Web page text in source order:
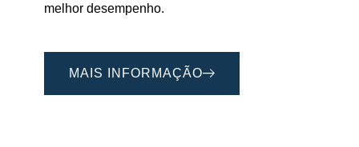
melhor desempenho.
MAIS INFORMAÇÃO